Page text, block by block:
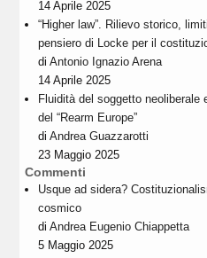
14 Aprile 2025
“Higher law”. Rilievo storico,
pensiero di Locke per il
diAntonio Ignazio Arena
14 Aprile 2025
Fluidità del soggetto neoliberale
del “Rearm Europe”
diAndrea Guazzarotti
23 Maggio 2025
Commenti
Usque ad sidera?
cosmico
diAndrea Eugenio Chiappetta
5 Maggio 2025